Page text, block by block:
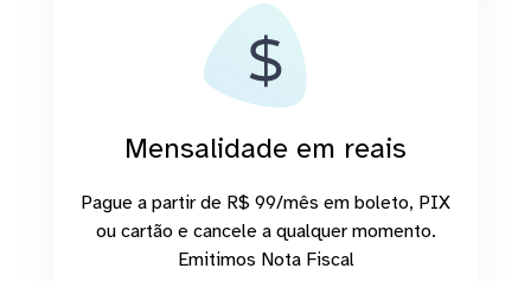
Mensalidade em reais
Pague a partir de R$ 99/mês em boleto, PIX
ou cartão e cancele a qualquer momento.
Emitimos Nota Fiscal